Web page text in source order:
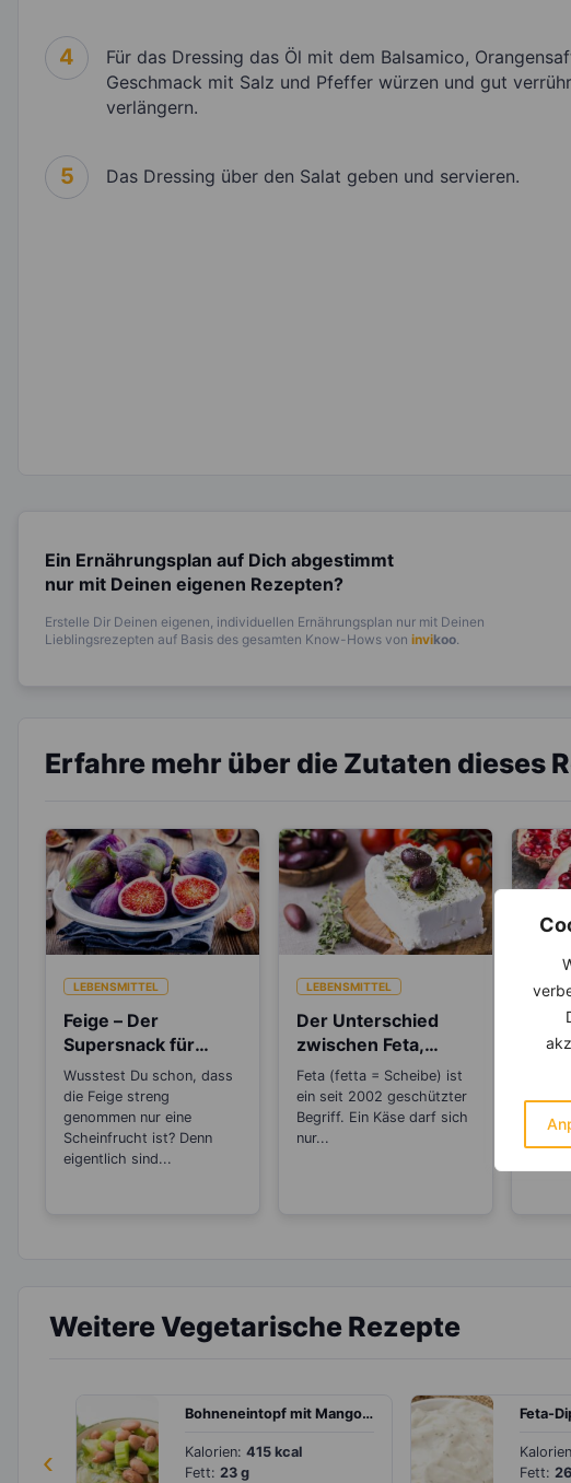
4
Für das Dressing das Öl mit dem Balsamico,
Geschmack mit Salz und Pfeffer würzen und gut
verlängern.
5 Das Dressing über den Salat geben und servieren.
Ein Ernährungsplan auf Dich abgestimmt
nur mit Deinen eigenen Rezepten?
Erstelle Dir Deinen eigenen, individuellen Ernährungsplan nur mit Deinen
Lieblingsrezepten auf Basis des gesamten Know-Hows von invikoo.
Erfahre mehr über die Zutaten dieses
LEBENSMITTEL
Feige – Der
Supersnack für
Sportler
Wusstest Du schon, dass
die Feige streng
genommen nur eine
Scheinfrucht ist? Denn
eigentlich sind...
LEBENSMITTEL
Der Unterschied
zwischen Feta,
Schafskäse, Hirten-
und Balkankäse
Feta (fetta = Scheibe) ist
ein seit 2002 geschützter
Begriff. Ein Käse darf sich
nur...
Ein
nicht
Weitere Vegetarische Rezepte
‹
Bohneneintopf mit Mangold und Stangensellerie
Kalorien: 415 kcal
Fett: 23 g
Feta-
Fett: